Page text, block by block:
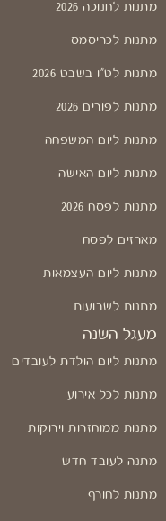
מתנות לחנוכה 2026
מתנות לכריסמס
מתנות לט"ו בשבט 2026
מתנות לפורים 2026
מתנות ליום המשפחה
מתנות ליום האישה
מתנות לפסח 2026
מארזים לפסח
מתנות ליום העצמאות
מתנות לשבועות
מעגל השנה
מתנות ליום הולדת לעובדים
מתנות לכל אירוע
מתנות ממוחזרות וירוקות
מתנה לעובד חדש
מתנות לחורף